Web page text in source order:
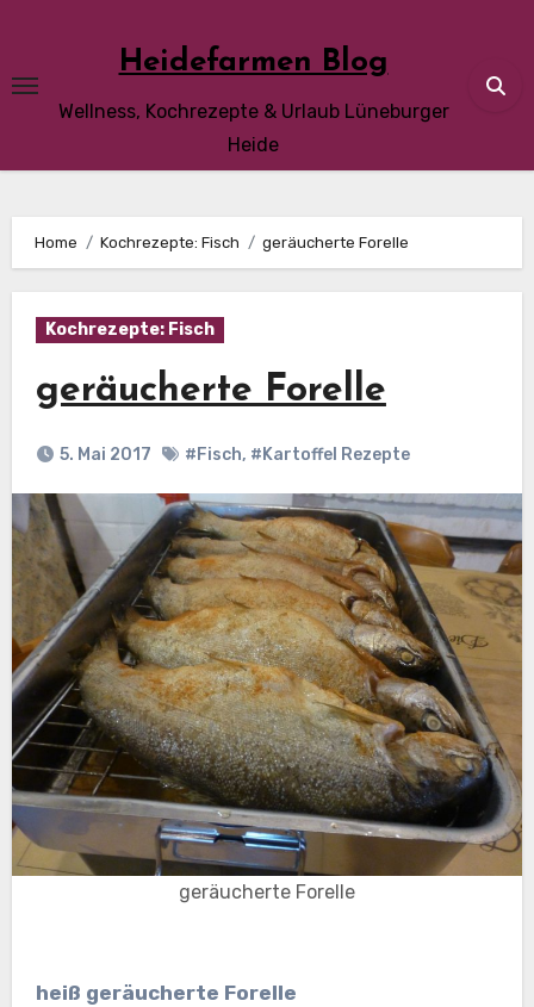
content
Heidefarmen Blog
Wellness, Kochrezepte & Urlaub Lüneburger
Heide
Home Kochrezepte: Fisch geräucherte Forelle
Kochrezepte: Fisch
geräucherte Forelle
5. Mai 2017 #Fisch, #Kartoffel Rezepte
geräucherte Forelle
heiß geräucherte Forelle